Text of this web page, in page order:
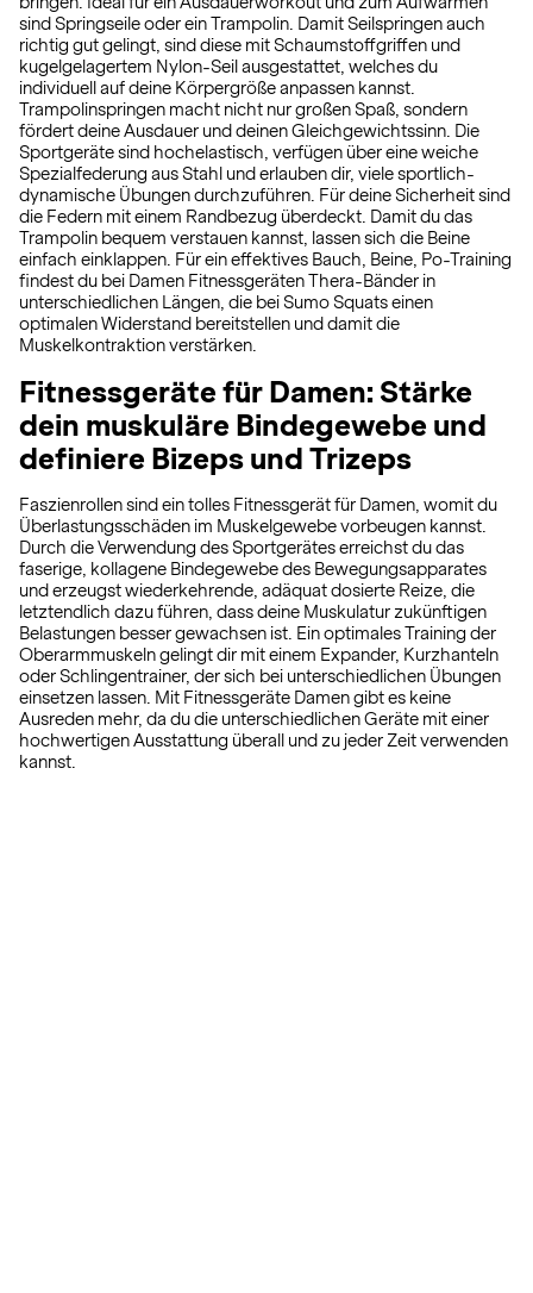
sind Springseile oder ein Trampolin. Damit Seilspringen auch
richtig gut gelingt, sind diese mit Schaumstoffgriffen und
kugelgelagertem Nylon-Seil ausgestattet, welches du
individuell auf deine Körpergröße anpassen kannst.
Trampolinspringen macht nicht nur großen Spaß, sondern
fördert deine Ausdauer und deinen Gleichgewichtssinn. Die
Sportgeräte sind hochelastisch, verfügen über eine weiche
Spezialfederung aus Stahl und erlauben dir, viele sportlich-
dynamische Übungen durchzuführen. Für deine Sicherheit sind
die Federn mit einem Randbezug überdeckt. Damit du das
Trampolin bequem verstauen kannst, lassen sich die Beine
einfach einklappen. Für ein effektives Bauch, Beine, Po-Training
findest du bei Damen Fitnessgeräten Thera-Bänder in
unterschiedlichen Längen, die bei Sumo Squats einen
optimalen Widerstand bereitstellen und damit die
Muskelkontraktion verstärken.
Fitnessgeräte für Damen: Stärke
dein muskuläre Bindegewebe und
definiere Bizeps und Trizeps
Faszienrollen sind ein tolles Fitnessgerät für Damen, womit du
Überlastungsschäden im Muskelgewebe vorbeugen kannst.
Durch die Verwendung des Sportgerätes erreichst du das
faserige, kollagene Bindegewebe des Bewegungsapparates
und erzeugst wiederkehrende, adäquat dosierte Reize, die
letztendlich dazu führen, dass deine Muskulatur zukünftigen
Belastungen besser gewachsen ist. Ein optimales Training der
Oberarmmuskeln gelingt dir mit einem Expander, Kurzhanteln
oder Schlingentrainer, der sich bei unterschiedlichen Übungen
einsetzen lassen. Mit Fitnessgeräte Damen gibt es keine
Ausreden mehr, da du die unterschiedlichen Geräte mit einer
hochwertigen Ausstattung überall und zu jeder Zeit verwenden
kannst.